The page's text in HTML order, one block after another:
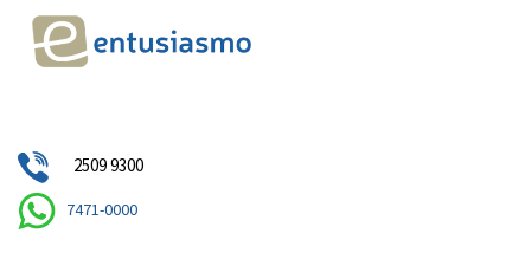
2509 9300
7471-0000